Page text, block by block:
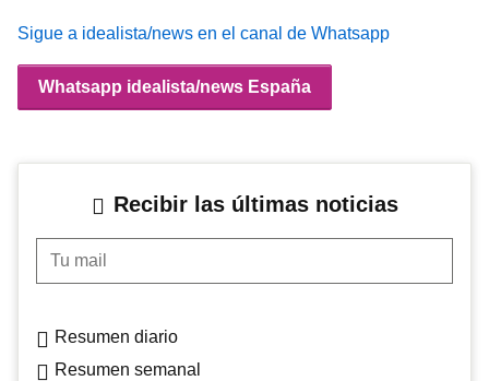
Sigue a idealista/news en el canal de Whatsapp
Whatsapp idealista/news España
Recibir las últimas noticias
Tu mail
Resumen diario
Resumen semanal